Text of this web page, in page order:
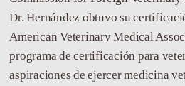
Dr. Hernández obtuvo su
American Veterinary Medical
programa de certificación para
aspiraciones de ejercer medicina